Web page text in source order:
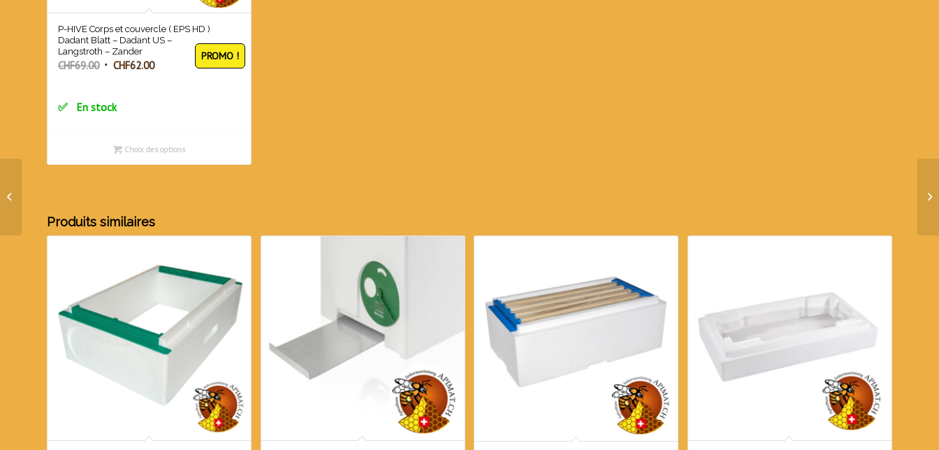
P-HIVE Corps et couvercle ( EPS HD )
Dadant Blatt – Dadant US –
Langstroth – Zander
CHF69.00 Le
était :
CHF62.00Le
PROMO !
En stock
Choix des options
Produits similaires